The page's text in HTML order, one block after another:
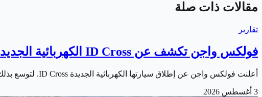
مقالات ذات صلة
تقارير
فولكس واجن تكشف عن ID Cross الكهربائية الجديدة
أعلنت فولكس واجن عن إطلاق سيارتها الكهربائية الجديدة ID Cross. لتوسع بذلك عائلة سياراتها الكهربائية المدمجة المبنية على منصة MEB+ المطورة. وتأتي السيارة…
3 أغسطس 2026